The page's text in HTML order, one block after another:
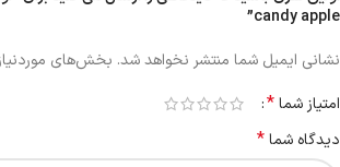
candy apple”
نشانی ایمیل شما منتشر نخواهد شد. بخش‌های
امتیاز شما*
دیدگاه شما*